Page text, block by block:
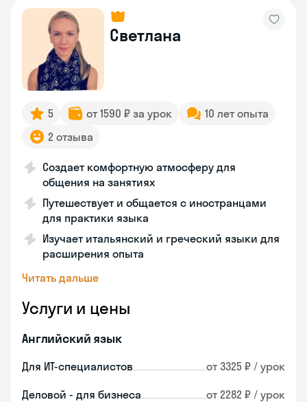
Светлана
5 от 1590 ₽ за урок
10 лет опыта
2 отзыва
Создает комфортную атмосферу для
общения на занятиях
Путешествует и общается с иностранцами
для практики языка
Изучает итальянский и греческий языки для
расширения опыта
Читать дальше
Услуги и цены
Английский язык
Для ИТ-специалистов от 3325 ₽ / урок
Деловой - для бизнеса от 2282 ₽ / урок